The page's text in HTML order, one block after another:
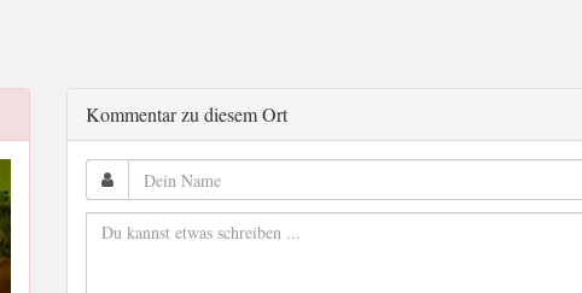
Kommentar zu diesem Ort